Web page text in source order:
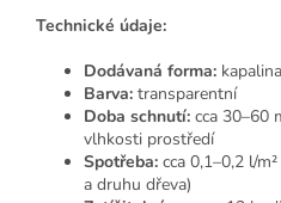
Technické údaje:
Dodávaná forma: kapalina
Barva: transparentní
Doba schnutí: cca 30–60
vlhkosti prostředí
Spotřeba: cca 0,1–0,2 l/
a druhu dřeva)